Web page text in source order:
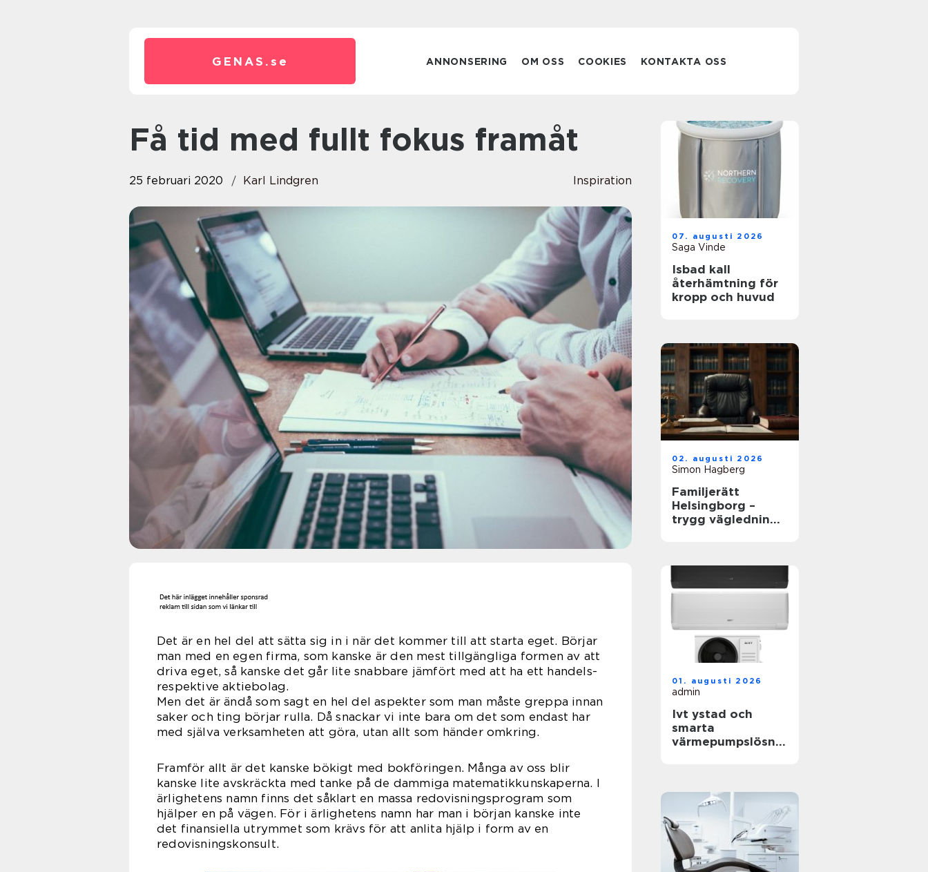
GENAS. se ANNONSERING OM OSS COOKIES KONTAKTA OSS
Få tid med fullt fokus framåt
25 februari 2020 Karl Lindgren Inspiration
Det är en hel del att sätta sig in i när det kommer till att starta eget. Börjar
man med en egen firma, som kanske är den mest tillgängliga formen av att
driva eget, så kanske det går lite snabbare jämfört med att ha ett handels-
respektive aktiebolag.
Men det är ändå som sagt en hel del aspekter som man måste greppa innan
saker och ting börjar rulla. Då snackar vi inte bara om det som endast har
med själva verksamheten att göra, utan allt som händer omkring.
Framför allt är det kanske bökigt med bokföringen. Många av oss blir
kanske lite avskräckta med tanke på de dammiga matematikkunskaperna. I
ärlighetens namn finns det såklart en massa redovisningsprogram som
hjälper en på vägen. För i ärlighetens namn har man i början kanske inte
det finansiella utrymmet som krävs för att anlita hjälp i form av en
redovisningskonsult.
07. augusti 2026
Saga Vinde
Isbad kall
återhämtning för
kropp och huvud
02. augusti 2026
Simon Hagberg
Familjerätt
Helsingborg –
trygg vägledning i
01. augusti 2026
admin
Ivt ystad och
smarta
värmepumpslösnin